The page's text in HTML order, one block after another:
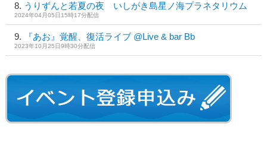
うりずんと若夏の夜 いしがき島星ノ海プラネタリウム
2024年04月05日15時17分配信
『あお』覚醒、復活ライブ @Live & bar Bb
2023年10月25日9時30分配信